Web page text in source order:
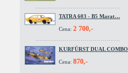
TATRA 603 - B5 Marat…
Cena: 2 700,-
KURFÜRST DUAL COMBO
Cena: 870,-